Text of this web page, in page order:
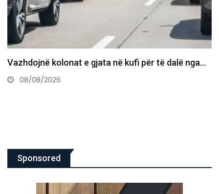
Bie sërish çmimi i naftës, 1.63 euro për litër
08/08/2026
Sponsored